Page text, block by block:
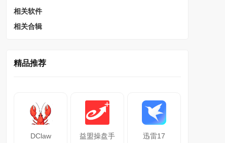
相关软件
相关合辑
精品推荐
DClaw 益盟操盘手 迅雷17